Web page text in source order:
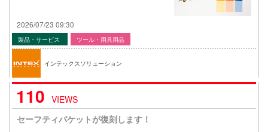
2026/07/23 09:30
製品・サービス ツール・用具用品
インテックスソリューション
110 VIEWS
セーフティバケットが復刻します！